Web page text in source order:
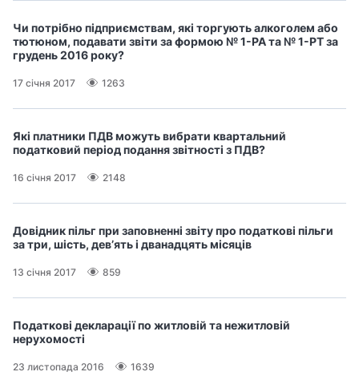
Чи потрібно підприємствам, які торгують алкоголем або
тютюном, подавати звіти за формою № 1-РА та № 1-РТ за
грудень 2016 року?
17 січня 2017 1263
Які платники ПДВ можуть вибрати квартальний
податковий період подання звітності з ПДВ?
16 січня 2017 2148
Довідник пільг при заповненні звіту про податкові пільги
за три, шість, дев’ять і дванадцять місяців
13 січня 2017 859
Податкові декларації по житловій та нежитловій
нерухомості
23 листопада 2016 1639